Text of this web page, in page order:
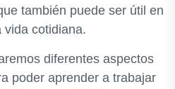
también puede ser útil en
vida cotidiana.
diferentes aspectos
poder aprender a trabajar